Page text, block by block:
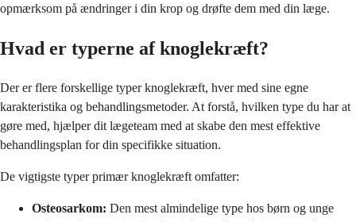
opmærksom på ændringer i din krop og drøfte dem med din læge.
Hvad er typerne af knoglekræft?
Der er flere forskellige typer knoglekræft, hver med sine egne
karakteristika og behandlingsmetoder. At forstå, hvilken type du har at
gøre med, hjælper dit lægeteam med at skabe den mest effektive
behandlingsplan for din specifikke situation.
De vigtigste typer primær knoglekræft omfatter:
Osteosarkom: Den mest almindelige type hos børn og unge